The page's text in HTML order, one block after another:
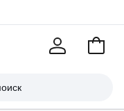
В